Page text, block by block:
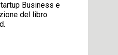
Business e
del libro